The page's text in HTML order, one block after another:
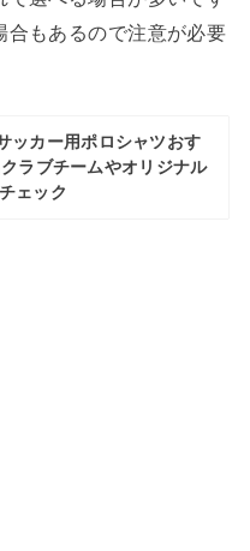
合もあるので注意が必要
ッカー用ポロシャツおす
ラブチームやオリジナル
ェック